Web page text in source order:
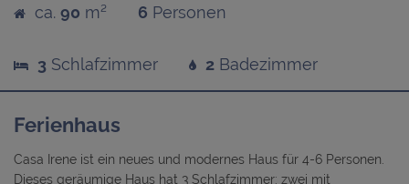
ca. 90 m² 6 Personen
3 Schlafzimmer 2 Badezimmer
Ferienhaus
Casa Irene ist ein neues und modernes Haus für 4-6 Personen.
Dieses geräumige Haus hat 3 Schlafzimmer: zwei mit